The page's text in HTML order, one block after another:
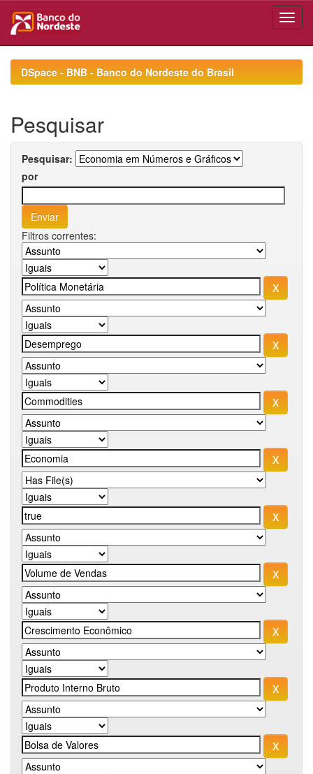
navigationDSpace - BNB - Banco do Nordeste do Brasil
Pesquisar
Pesquisar:
por
Filtros correntes: